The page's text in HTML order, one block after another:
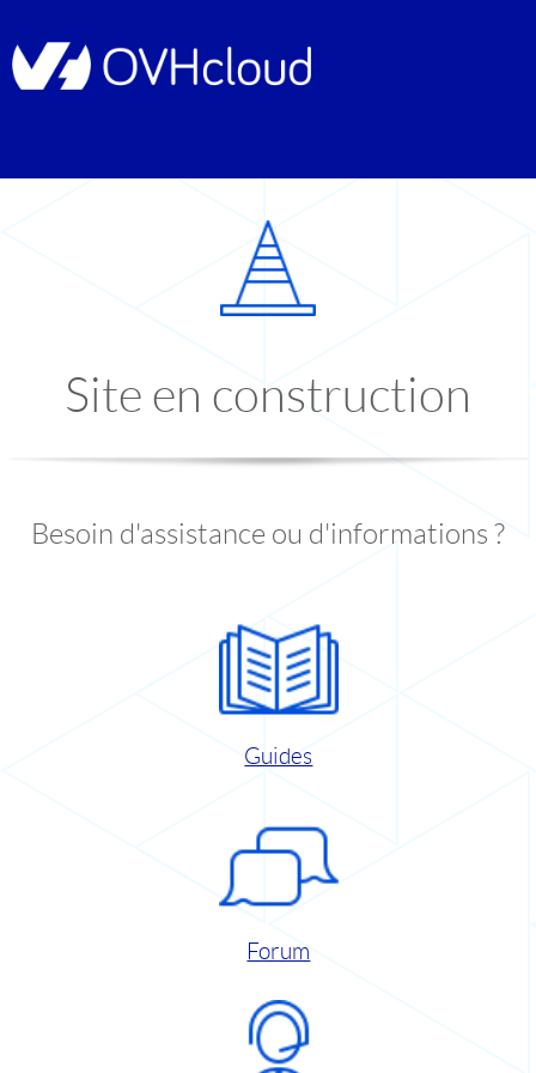
Site en construction
Besoin d'assistance ou d'informations ?
Guides
Forum